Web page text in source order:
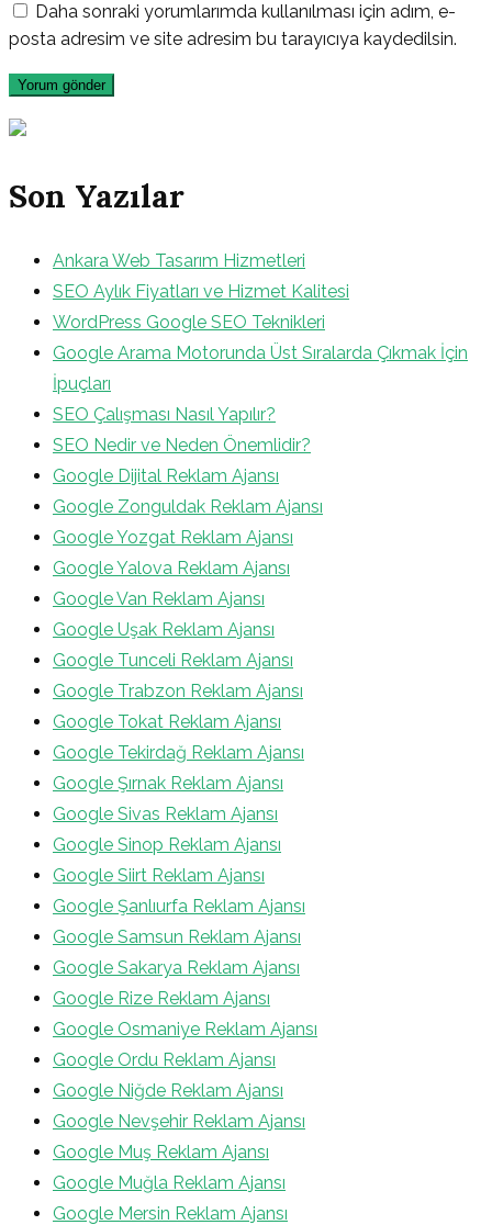
Daha sonraki yorumlarımda kullanılması için adım, e-
posta adresim ve site adresim bu tarayıcıya kaydedilsin.
Son Yazılar
Ankara Web Tasarım Hizmetleri
SEO Aylık Fiyatları ve Hizmet Kalitesi
WordPress Google SEO Teknikleri
Google Arama Motorunda Üst Sıralarda Çıkmak İçin
İpuçları
SEO Çalışması Nasıl Yapılır?
SEO Nedir ve Neden Önemlidir?
Google Dijital Reklam Ajansı
Google Zonguldak Reklam Ajansı
Google Yozgat Reklam Ajansı
Google Yalova Reklam Ajansı
Google Van Reklam Ajansı
Google Uşak Reklam Ajansı
Google Tunceli Reklam Ajansı
Google Trabzon Reklam Ajansı
Google Tokat Reklam Ajansı
Google Tekirdağ Reklam Ajansı
Google Şırnak Reklam Ajansı
Google Sivas Reklam Ajansı
Google Sinop Reklam Ajansı
Google Siirt Reklam Ajansı
Google Şanlıurfa Reklam Ajansı
Google Samsun Reklam Ajansı
Google Sakarya Reklam Ajansı
Google Rize Reklam Ajansı
Google Osmaniye Reklam Ajansı
Google Ordu Reklam Ajansı
Google Niğde Reklam Ajansı
Google Nevşehir Reklam Ajansı
Google Muş Reklam Ajansı
Google Muğla Reklam Ajansı
Google Mersin Reklam Ajansı